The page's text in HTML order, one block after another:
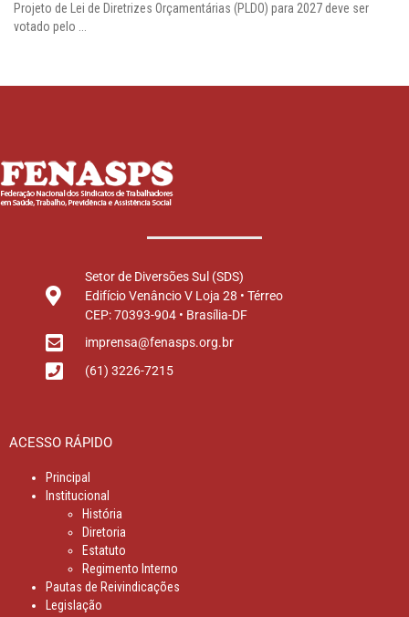
Projeto de Lei de Diretrizes Orçamentárias (PLDO) para 2027 deve ser
votado pelo ...
Setor de Diversões Sul (SDS)
Edifício Venâncio V Loja 28 • Térreo
CEP: 70393-904 • Brasília-DF
imprensa@fenasps.org.br
(61) 3226-7215
ACESSO RÁPIDO
Principal
Institucional
História
Diretoria
Estatuto
Regimento Interno
Pautas de Reivindicações
Legislação